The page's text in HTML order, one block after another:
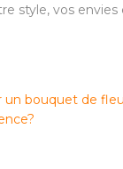
style, vos envies
un bouquet de